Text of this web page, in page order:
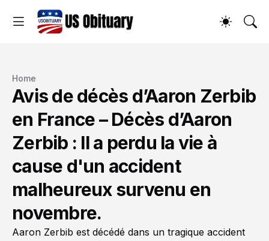
Home
Avis de décès d’Aaron Zerbib
en France – Décès d’Aaron
Zerbib : Il a perdu la vie à
cause d'un accident
malheureux survenu en
novembre.
Aaron Zerbib est décédé dans un tragique accident